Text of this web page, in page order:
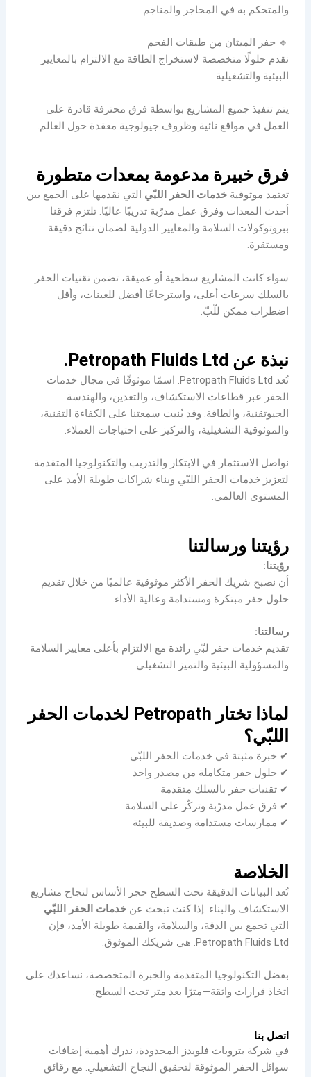
والمتحكم به في المحاجر والمناجم.
🔹 حفر الميثان من طبقات الفحم
نقدم حلولًا متخصصة لاستخراج الطاقة مع الالتزام بالمعايير
البيئية والتشغيلية.
يتم تنفيذ جميع المشاريع بواسطة فرق محترفة قادرة على
العمل في مواقع نائية وظروف جيولوجية معقدة حول العالم.
فرق خبيرة مدعومة بمعدات متطورة
تعتمد موثوقيةخدمات الحفر اللبّي التي نقدمها على الجمع بين
أحدث المعدات وفرق عمل مدرّبة تدريبًا عاليًا. تلتزم فرقنا
ببروتوكولات السلامة والمعايير الدولية لضمان نتائج دقيقة
ومستقرة.
سواء كانت المشاريع سطحية أو عميقة، تضمن تقنيات الحفر
بالسلك سرعات أعلى، واسترجاعًا أفضل للعينات، وأقل
اضطراب ممكن للّبّ.
نبذة عن Petropath Fluids Ltd.
تُعد Petropath Fluids Ltd. اسمًا موثوقًا في مجال خدمات
الحفر عبر قطاعات الاستكشاف، والتعدين، والهندسة
الجيوتقنية، والطاقة. وقد بُنيت سمعتنا على الكفاءة التقنية،
والموثوقية التشغيلية، والتركيز على احتياجات العملاء.
نواصل الاستثمار في الابتكار والتدريب والتكنولوجيا المتقدمة
لتعزيز خدمات الحفر اللبّي وبناء شراكات طويلة الأمد على
المستوى العالمي.
رؤيتنا ورسالتنا
رؤيتنا:
أن نصبح شريك الحفر الأكثر موثوقية عالميًا من خلال تقديم
حلول حفر مبتكرة ومستدامة وعالية الأداء.
رسالتنا:
تقديم خدمات حفر لبّي رائدة مع الالتزام بأعلى معايير السلامة
والمسؤولية البيئية والتميز التشغيلي.
لماذا تختار Petropath لخدمات الحفر
اللبّي؟
✔ خبرة مثبتة في خدمات الحفر اللبّي
✔ حلول حفر متكاملة من مصدر واحد
✔ تقنيات حفر بالسلك متقدمة
✔ فرق عمل مدرّبة وتركّز على السلامة
✔ ممارسات مستدامة وصديقة للبيئة
الخلاصة
تُعد البيانات الدقيقة تحت السطح حجر الأساس لنجاح مشاريع
الاستكشاف والبناء. إذا كنت تبحث عنخدمات الحفر اللبّي
التي تجمع بين الدقة، والسلامة، والقيمة طويلة الأمد، فإن
Petropath Fluids Ltd. هي شريكك الموثوق.
بفضل التكنولوجيا المتقدمة والخبرة المتخصصة، نساعدك على
اتخاذ قرارات واثقة—مترًا بعد متر تحت السطح.
اتصل بنا
في شركة بتروباث فلويدز المحدودة، ندرك أهمية إضافات
سوائل الحفر الموثوقة لتحقيق النجاح التشغيلي. مع رقائق